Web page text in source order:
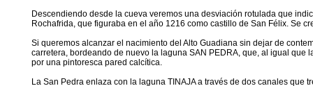
Descendiendo desde la cueva veremos una desviación rotulada que
Rochafrida, que figuraba en el año 1216 como castillo de San Félix. Se
Si queremos alcanzar el nacimiento del Alto Guadiana sin dejar de
carretera, bordeando de nuevo la laguna SAN PEDRA, que, al igual
por una pintoresca pared calcítica.
La San Pedra enlaza con la laguna TINAJA a través de dos canales que